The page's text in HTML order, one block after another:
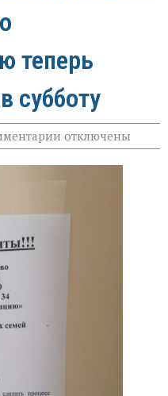
теперь
субботу
к
записи
В
города
отключены